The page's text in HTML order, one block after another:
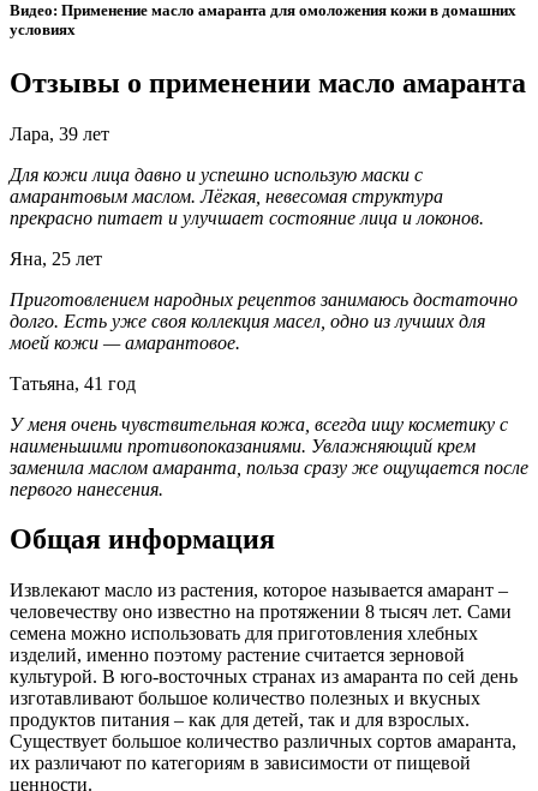
Видео: Применение масло амаранта для омоложения кожи в домашних
условиях
Отзывы о применении масло амаранта
Лара, 39 лет
Для кожи лица давно и успешно использую маски с
амарантовым маслом. Лёгкая, невесомая структура
прекрасно питает и улучшает состояние лица и локонов.
Яна, 25 лет
Приготовлением народных рецептов занимаюсь достаточно
долго. Есть уже своя коллекция масел, одно из лучших для
моей кожи — амарантовое.
Татьяна, 41 год
У меня очень чувствительная кожа, всегда ищу косметику с
наименьшими противопоказаниями. Увлажняющий крем
заменила маслом амаранта, польза сразу же ощущается после
первого нанесения.
Общая информация
Извлекают масло из растения, которое называется амарант –
человечеству оно известно на протяжении 8 тысяч лет. Сами
семена можно использовать для приготовления хлебных
изделий, именно поэтому растение считается зерновой
культурой. В юго-восточных странах из амаранта по сей день
изготавливают большое количество полезных и вкусных
продуктов питания – как для детей, так и для взрослых.
Существует большое количество различных сортов амаранта,
их различают по категориям в зависимости от пищевой
ценности.